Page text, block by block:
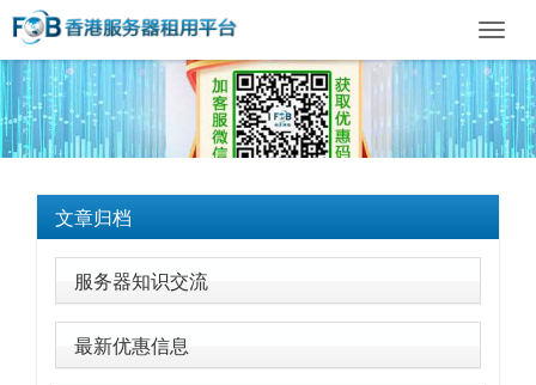
文章归档
服务器知识交流
最新优惠信息